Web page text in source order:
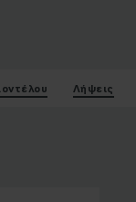
Λήψεις